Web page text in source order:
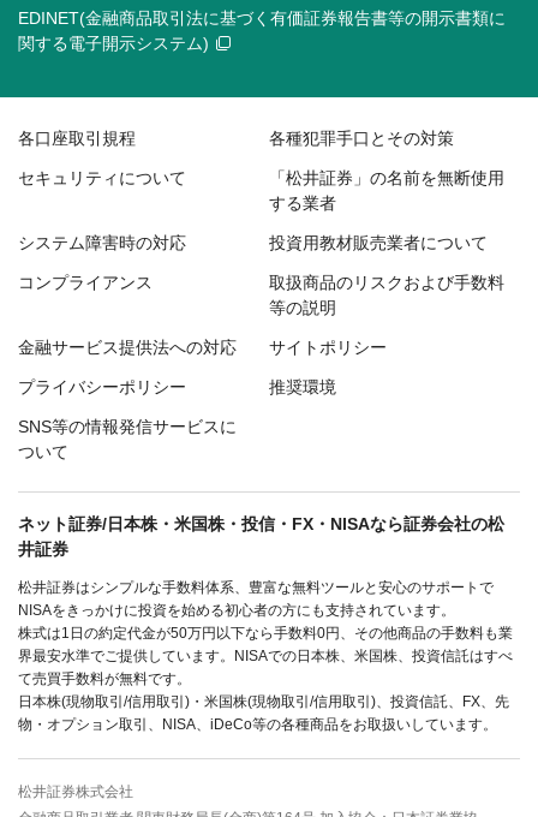
EDINET(金融商品取引法に基づく有価証券報告書等の開示書類に
関する電子開示システム)
各口座取引規程 各種犯罪手口とその対策
セキュリティについて
「松井証券」の名前を無断使用
する業者
システム障害時の対応 投資用教材販売業者について
コンプライアンス
取扱商品のリスクおよび手数料
等の説明
金融サービス提供法への対応 サイトポリシー
プライバシーポリシー 推奨環境
SNS等の情報発信サービスに
ついて
ネット証券/日本株・米国株・投信・FX・NISAなら証券会社の松
井証券
松井証券はシンプルな手数料体系、豊富な無料ツールと安心のサポートで
NISAをきっかけに投資を始める初心者の方にも支持されています。
株式は1日の約定代金が50万円以下なら手数料0円、その他商品の手数料も業
界最安水準でご提供しています。NISAでの日本株、米国株、投資信託はすべ
て売買手数料が無料です。
日本株(現物取引/信用取引)・米国株(現物取引/信用取引)、投資信託、FX、先
物・オプション取引、NISA、iDeCo等の各種商品をお取扱いしています。
松井証券株式会社